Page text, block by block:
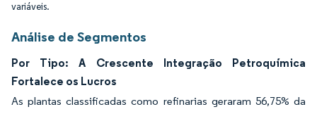
variáveis.
Análise de Segmentos
Por Tipo: A Crescente Integração Petroquímica
Fortalece os Lucros
As plantas classificadas como refinarias geraram 56,75% da